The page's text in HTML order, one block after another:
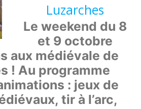
Luzarches
Le weekend du 8
et 9 octobre
aux médiévale de
! Au programme
: jeux de
tir à l’arc,